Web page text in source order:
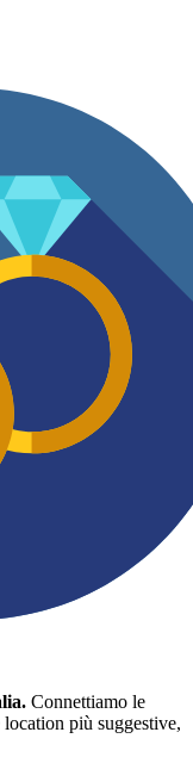
Connettiamo le
più suggestive,